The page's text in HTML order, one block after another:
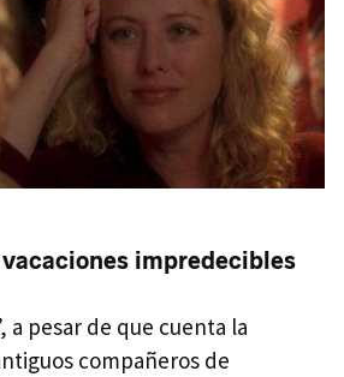
vacaciones impredecibles
a pesar de que cuenta la
compañeros de